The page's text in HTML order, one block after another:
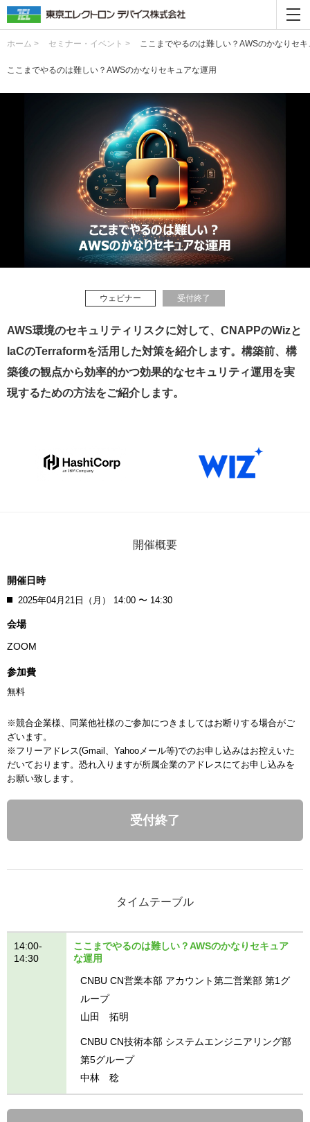
ホーム > セミナー・イベント > ここまでやるのは難しい？AWSのかなりセ
ここまでやるのは難しい？AWSのかなりセキュアな運用
ウェビナー 受付終了
AWS環境のセキュリティリスクに対して、CNAPPのWizと
IaCのTerraformを活用した対策を紹介します。構築前、構
築後の観点から効率的かつ効果的なセキュリティ運用を実
現するための方法をご紹介します。
開催概要
開催日時
2025年04月21日（月） 14:00 〜 14:30
会場
ZOOM
参加費
無料
※競合企業様、同業他社様のご参加につきましてはお断りする場合がご
ざいます。
※フリーアドレス(Gmail、Yahooメール等)でのお申し込みはお控えいた
だいております。恐れ入りますが所属企業のアドレスにてお申し込みを
お願い致します。
受付終了
タイムテーブル
14:00-
14:30
ここまでやるのは難しい？AWSのかなりセキュア
な運用
CNBU CN営業本部 アカウント第二営業部 第1グ
ループ
山田 拓明
CNBU CN技術本部 システムエンジニアリング部
第5グループ
中林 稔